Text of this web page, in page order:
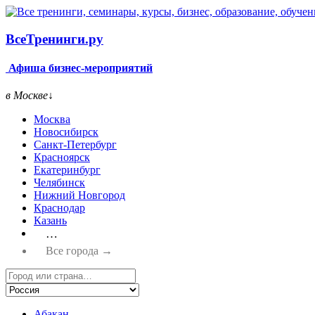
ВсеТренинги.ру
Афиша бизнес-мероприятий
в Москве↓
Москва
Новосибирск
Санкт-Петербург
Красноярск
Екатеринбург
Челябинск
Нижний Новгород
Краснодар
Казань
…
Все города →